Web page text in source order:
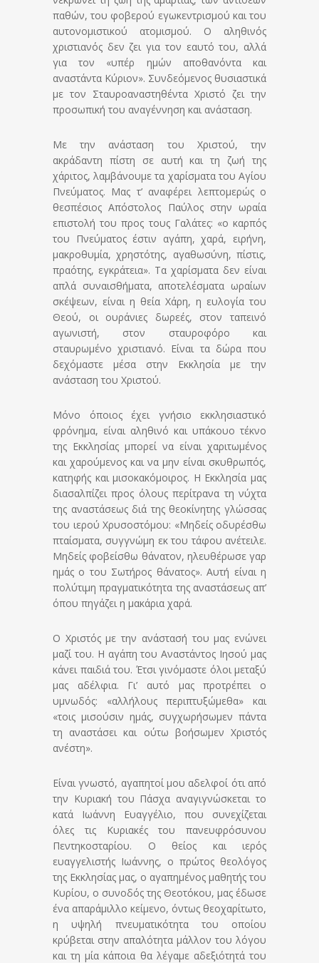
παθών, του φοβερού εγωκεντρισμού και του
αυτονομιστικού ατομισμού. Ο αληθινός
χριστιανός δεν ζει για τον εαυτό του, αλλά
για τον «υπέρ ημών αποθανόντα και
αναστάντα Κύριον». Συνδεόμενος θυσιαστικά
με τον Σταυροαναστηθέντα Χριστό ζει την
προσωπική του αναγέννηση και ανάσταση.
Με την ανάσταση του Χριστού, την
ακράδαντη πίστη σε αυτή και τη ζωή της
χάριτος, λαμβάνουμε τα χαρίσματα του Αγίου
Πνεύματος. Μας τ’ αναφέρει λεπτομερώς ο
θεσπέσιος Απόστολος Παύλος στην ωραία
επιστολή του προς τους Γαλάτες: «ο καρπός
του Πνεύματος έστιν αγάπη, χαρά, ειρήνη,
μακροθυμία, χρηστότης, αγαθωσύνη, πίστις,
πραότης, εγκρά­τεια». Τα χαρίσματα δεν είναι
απλά συναισθήματα, αποτελέσματα ωραίων
σκέψεων, είναι η θεία Χάρη, η ευλογία του
Θεού, οι ουράνιες δωρεές, στον ταπεινό
αγωνιστή, στον σταυροφόρο και
σταυρωμένο χριστιανό. Είναι τα δώρα που
δεχόμαστε μέσα στην Εκκλησία με την
ανάσταση του Χριστού.
Μόνο όποιος έχει γνήσιο εκκλησιαστικό
φρόνημα, είναι αληθινό και υπάκουο τέκνο
της Εκκλησίας μπορεί να είναι χαριτωμένος
και χαρούμενος και να μην είναι σκυθρωπός,
κατηφής και μισοκακόμοιρος. Η Εκκλησία μας
διασαλπίζει προς όλους περίτρανα τη νύχτα
της αναστάσεως διά της θεοκίνητης γλώσσας
του ιερού Χρυσοστόμου: «Μηδείς οδυρέσθω
πταίσματα, συγγνώμη εκ του τάφου ανέτειλε.
Μηδείς φοβείσθω θάνατον, ηλευθέρωσε γαρ
ημάς ο του Σωτήρος θάνα­τος». Αυτή είναι η
πολύτιμη πραγματικότητα της αναστάσεως απ’
όπου πηγάζει η μακάρια χαρά.
Ο Χριστός με την ανάστασή του μας ενώνει
μαζί του. Η αγάπη του Αναστάντος Ιησού μας
κάνει παιδιά του. Έτσι γινόμαστε όλοι μεταξύ
μας αδέλφια. Γι’ αυτό μας προτρέπει ο
υμνωδός: «αλλήλους περιπτυξώμεθα» και
«τοις μισούσιν ημάς, συγχωρήσωμεν πάντα
τη αναστάσει και ούτω βοήσωμεν Χριστός
ανέστη».
Είναι γνωστό, αγαπητοί μου αδελφοί ότι από
την Κυριακή του Πάσχα αναγιγνώσκεται το
κατά Ιωάννη Ευαγγέλιο, που συνεχίζεται
όλες τις Κυριακές του πανευφρόσυνου
Πεντηκοσταρίου. Ο θείος και ιερός
ευαγγελιστής Ιωάννης, ο πρώτος θεολόγος
της Εκκλησίας μας, ο αγαπημένος μαθητής του
Κυρίου, ο συνοδός της Θεοτόκου, μας έδωσε
ένα απαράμιλλο κείμενο, όντως θεοχαρίτωτο,
η υψηλή πνευματικότητα του οποίου
κρύβεται στην απαλότητα μάλλον του λόγου
και τη μία κάποια θα λέγαμε αδεξιότητά του